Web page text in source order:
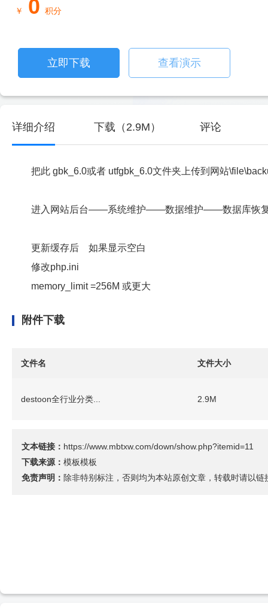
￥ 0 积分
立即下载 查看演示
详细介绍 下载（2.9M） 评论
把此 gbk_6.0或者 utfgbk_6.0文件夹上传到网站
进入网站后台——系统维护——数据维护——数据库恢
更新缓存后 如果显示空白
修改php.ini
memory_limit =256M 或更大
附件下载
文件名
destoon全行业分类...
文件大小
2.9M
文本链接： https://www.mbtxw.com/down/show.php?itemid=11
下载来源： 模板模板
免责声明： 除非特别标注，否则均为本站原创文章，转载时请以